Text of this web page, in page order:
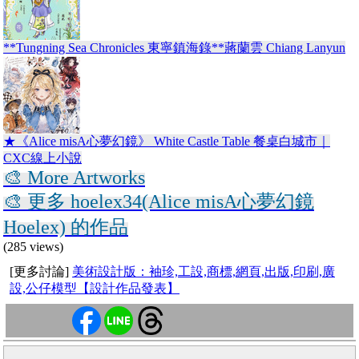
**Tungning Sea Chronicles 東寧鎮海錄**蔣蘭雲 Chiang Lanyun
★《Alice misA心夢幻鏡》 White Castle Table 餐桌白城市｜
CXC線上小說
🎨 More Artworks
🎨 更多 hoelex34(Alice misA心夢幻鏡
Hoelex) 的作品
(285 views)
[更多討論] 美術設計版：袖珍,工設,商標,網頁,出版,印刷,廣
設,公仔模型【設計作品發表】